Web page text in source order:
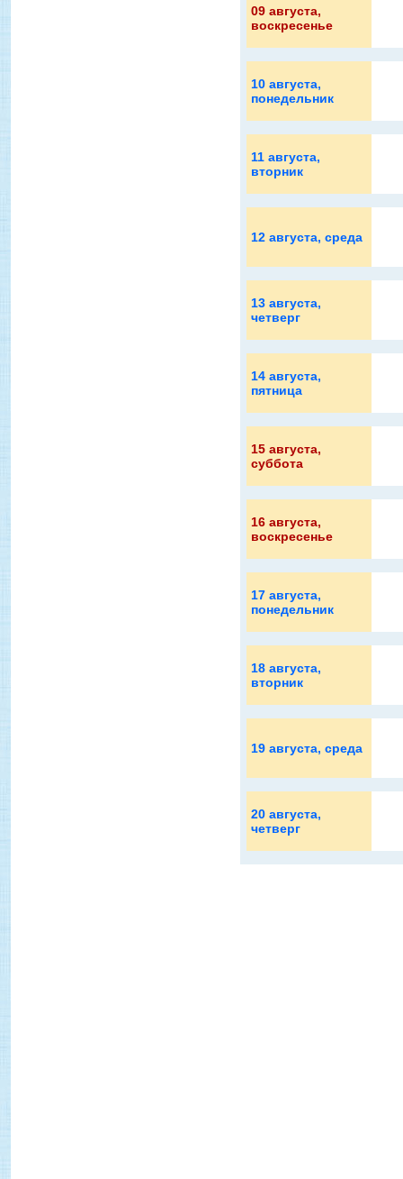
09 августа,
воскресенье
10 августа,
понедельник
11 августа,
вторник
12 августа, среда
13 августа,
четверг
14 августа,
пятница
15 августа,
суббота
16 августа,
воскресенье
17 августа,
понедельник
18 августа,
вторник
19 августа, среда
20 августа,
четверг